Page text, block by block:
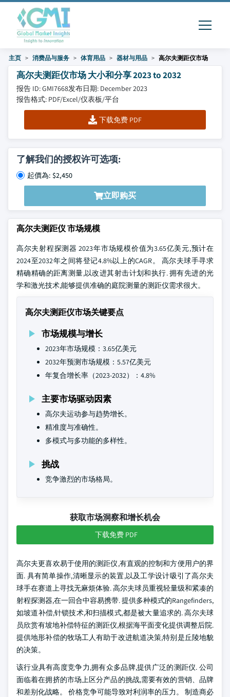
主页 消费品与服务 体育用品 器材与用品 高尔夫测距仪市场
高尔夫测距仪市场 大小和分享 2023 to 2032
报告 ID: GMI7668发布日期: December 2023
报告格式: PDF/Excel/仪表板/平台
下载免费 PDF
了解我们的授权许可选项:
起價為: $2,450
立即购买
高尔夫测距仪 市场规模
高尔夫射程探测器 2023年市场规模价值为3.65亿美元,预计在
2024至2032年之间将登记4.8%以上的CAGR。 高尔夫球手寻求
精确精确的距离测量,以改进其射击计划和执行. 拥有先进的光
学和激光技术,能够提供准确的庭院测量的测距仪需求很大。
高尔夫测距仪市场关键要点
市场规模与增长
2023年市场规模：3.65亿美元
2032年预测市场规模：5.57亿美元
年复合增长率（2023-2032）：4.8%
主要市场驱动因素
高尔夫运动参与趋势增长。
精准度与准确性。
多模式与多功能的多样性。
挑战
竞争激烈的市场格局。
获取市场洞察和增长机会
下载免费 PDF
高尔夫更喜欢易于使用的测距仪,有直观的控制和方便用户的界
面. 具有简单操作,清晰显示的装置,以及工学设计吸引了高尔夫
球手在赛道上寻找无麻烦体验. 高尔夫球员重视轻量级和紧凑的
射程探测器,在一回合中容易携带. 提供多种模式的Rangefinders,
如坡道补偿,针锁技术,和扫描模式,都是被大量追求的. 高尔夫球
员欣赏有坡地补偿特征的测距仪,根据海平面变化提供调整后院.
提供地形补偿的牧场工人有助于改进航道决策,特别是丘陵地貌
的决策。
该行业具有高度竞争力,拥有众多品牌,提供广泛的测距仪. 公司
面临着在拥挤的市场上区分产品的挑战,需要有效的营销、品牌
和差别化战略。 价格竞争可能导致对利润率的压力。 制造商必